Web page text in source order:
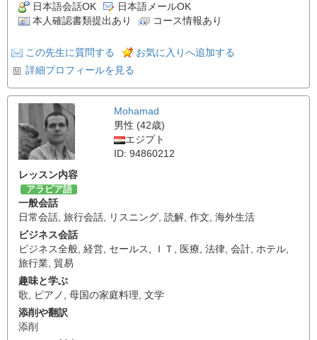
日本語会話OK
日本語メールOK
本人確認書類提出あり
コース情報あり
この先生に質問する
お気に入りへ追加する
詳細プロフィールを見る
Mohamad
男性 (42歳)
エジプト
ID: 94860212
レッスン内容
アラビア語
一般会話
日常会話, 旅行会話, リスニング, 読解, 作文, 海外生活
ビジネス会話
ビジネス全般, 経営, セールス, ＩＴ , 医療, 法律, 会計, ホテル,
旅行業, 貿易
趣味と学ぶ
歌, ピアノ , 母国の家庭料理, 文学
添削や翻訳
添削